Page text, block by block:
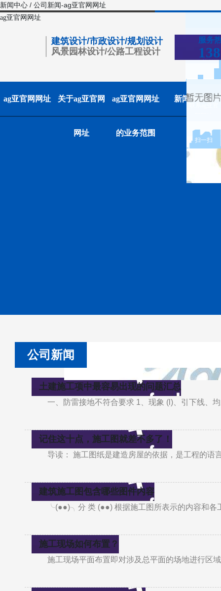
新闻中心 / 公司新闻-ag亚官网网址
ag亚官网网址
建筑设计/市政设计/规划设计
风景园林设计/公路工程设计
服务
ag亚官网网址 关于ag亚官网
网址
ag亚官网网址
的业务范围
新闻中心
公司新闻
土建施工项中最容易出现的问题汇总
一、防雷接地不符合要求 1、现象 (l)、引下线、
记住这十点，施工图就差不多了！
导读： 施工图纸是建造房屋的依据，是工程的语
建筑施工图包含哪些图件内容
╰(●●)╮分 类 (●●) 根据施工图所表示的内容和
施工现场如何布置？
施工现场平面布置即对涉及总平面的场地进行区
扫一扫